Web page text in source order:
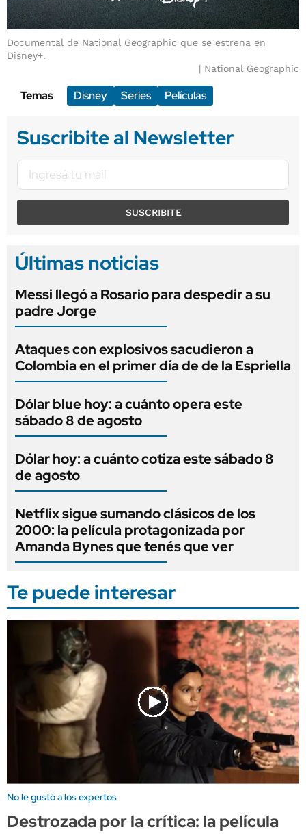
Documental de National Geographic que se estrena en
Disney+.
National Geographic
Temas Disney Series Películas
Suscribite al Newsletter
SUSCRIBITE
Últimas noticias
Messi llegó a Rosario para despedir a su
padre Jorge
Ataques con explosivos sacudieron a
Colombia en el primer día de de la Espriella
Dólar blue hoy: a cuánto opera este
sábado 8 de agosto
Dólar hoy: a cuánto cotiza este sábado 8
de agosto
Netflix sigue sumando clásicos de los
2000: la película protagonizada por
Amanda Bynes que tenés que ver
Te puede interesar
No le gustó a los expertos
Destrozada por la crítica: la película